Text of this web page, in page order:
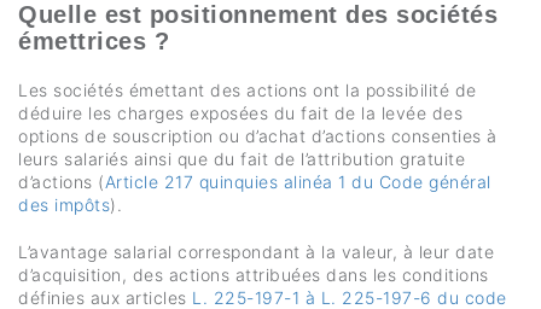
Quelle est positionnement des sociétés
émettrices ?
Les sociétés émettant des actions ont la possibilité de
déduire les charges exposées du fait de la levée des
options de souscription ou d’achat d’actions consenties à
leurs salariés ainsi que du fait de l’attribution gratuite
d’actions (Article 217 quinquies alinéa 1 du Code général
des impôts).
L’avantage salarial correspondant à la valeur, à leur date
d’acquisition, des actions attribuées dans les conditions
définies aux articles L. 225-197-1 à L. 225-197-6 du code